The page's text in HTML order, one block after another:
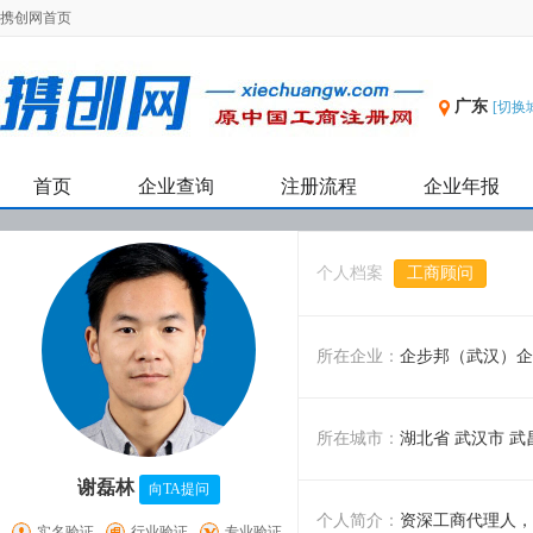
携创网首页
广东 [切换
首页 企业查询 注册流程 企业年报
谢磊林 向TA提问
个人档案 工商顾问
所在企业： 企步邦（武汉）
所在城市： 湖北省 武汉市 武
个人简介： 资深工商代理人